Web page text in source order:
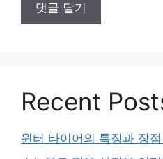
Recent
윈터 타이어의 특징과 장